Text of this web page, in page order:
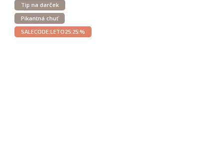
Tip na darček
Pikantná chuť
SALECODE:LETO25:25:%